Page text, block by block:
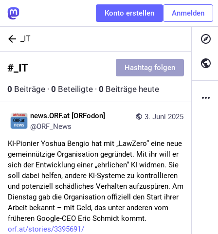
Konto erstellen Anmelden
_IT
# _IT Hashtag folgen
0 Beiträge · 0 Beteiligte · 0 Beiträge heute
3. Juni 2025
news.ORF.at [ORFodon]
@ORF_News
KI-Pionier Yoshua Bengio hat mit „LawZero“ eine neue
gemeinnützige Organisation gegründet. Mit ihr will er
sich der Entwicklung einer „ehrlichen“ KI widmen. Sie
soll dabei helfen, andere KI-Systeme zu kontrollieren
und potenziell schädliches Verhalten aufzuspüren. Am
Dienstag gab die Organisation offiziell den Start ihrer
Arbeit bekannt – mit Geld, das unter anderen vom
früheren Google-CEO Eric Schmidt kommt.
orf.at/stories/3395691/